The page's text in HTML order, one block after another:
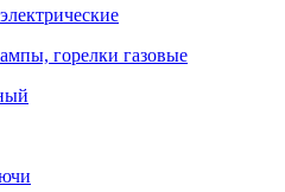
горелки газовые